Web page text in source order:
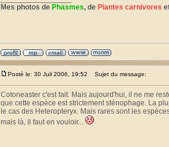
Mes photos de Phasmes, de Plantes carnivores
Posté le: 30 Juil 2006, 19:52 Sujet du message:
Cotoneaster c'est fait. Mais aujourd'hui, il ne me
que cette espèce est strictement sténophage. La
le cas des Heteropteryx. Mais rares sont les
mais là, il faut en vouloir...